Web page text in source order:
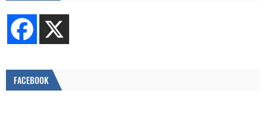
FACEBOOK